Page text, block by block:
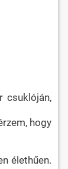
csuklóján,
hogy
élethűen.